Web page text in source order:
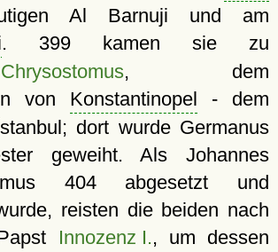
Al Barnuji und am
. 399 kamen sie zu
, dem
von Konstantinopel
- dem
dort wurde Germanus
geweiht. Als Johannes
404 abgesetzt und
reisten die beiden nach
Innozenz I., um dessen